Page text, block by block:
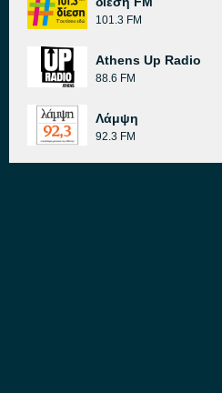
101.3 FM
Athens Up Radio
88.6 FM
Λάμψη
92.3 FM